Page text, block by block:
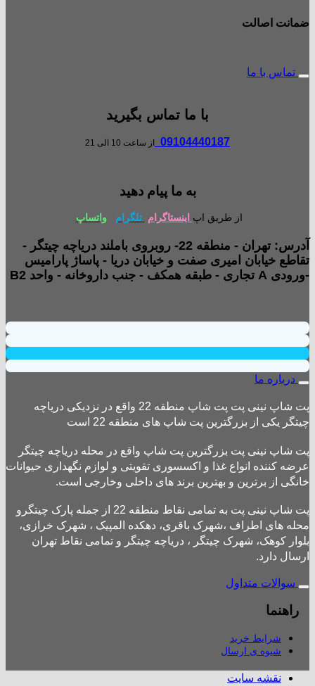
ضمانت اصالت
تماس با ما
با ما تماس بگیرید
09104440187 از ساعت 10 الی 21
به ما پیام دهید
از طریق اپ اینستاگرام تلگرام واتساپ
آدرس: تهران - منطقه 22- روبروی باملند دریاچه چیتگر -
تقاطع خیابان امیری صفت و خیابان دریا - پاساژ پارامیس
-ورودی A تجاری - طبقه همکف - جنب داروخانه - واحد B2
درباره ما
پت شاپ نینی پت پت شاپ منطقه 22 واقع در نزدیکی دریاچه
چیتگر یکی از بزرگترین پت شاپ های منطقه 22 است
پت شاپ نینی پت بزرگترین پت شاپ واقع در محله دریاچه چیتگر
عرضه کننده انواع غذا و اکسسوری تقویتی و لوازم نگهداری حیوانات
خانگی از برترین و بهترین برند های داخلی وخارجی است.
پت شاپ نینی پت به تمامی نقاط منطقه 22 از جمله پارک چیتگرو
محله های اطراف ،شهرک باقری، دهکده المپیک ، شهرک خرازی،
بلوار کوهک، شهرک چیتگر ، دریاچه چیتگر و تمامی نقاط تهران
ارسال دارد.
سوالات متداول
راهنما
شرایط خرید
شیوه ی ارسال
نقشه سایت